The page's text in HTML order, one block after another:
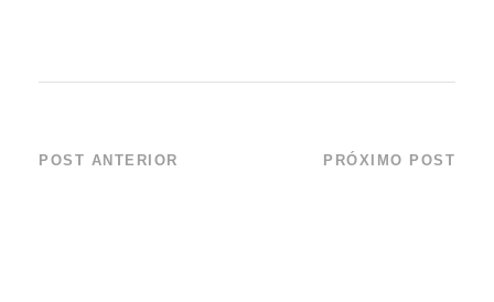
POST ANTERIOR PRÓXIMO POST